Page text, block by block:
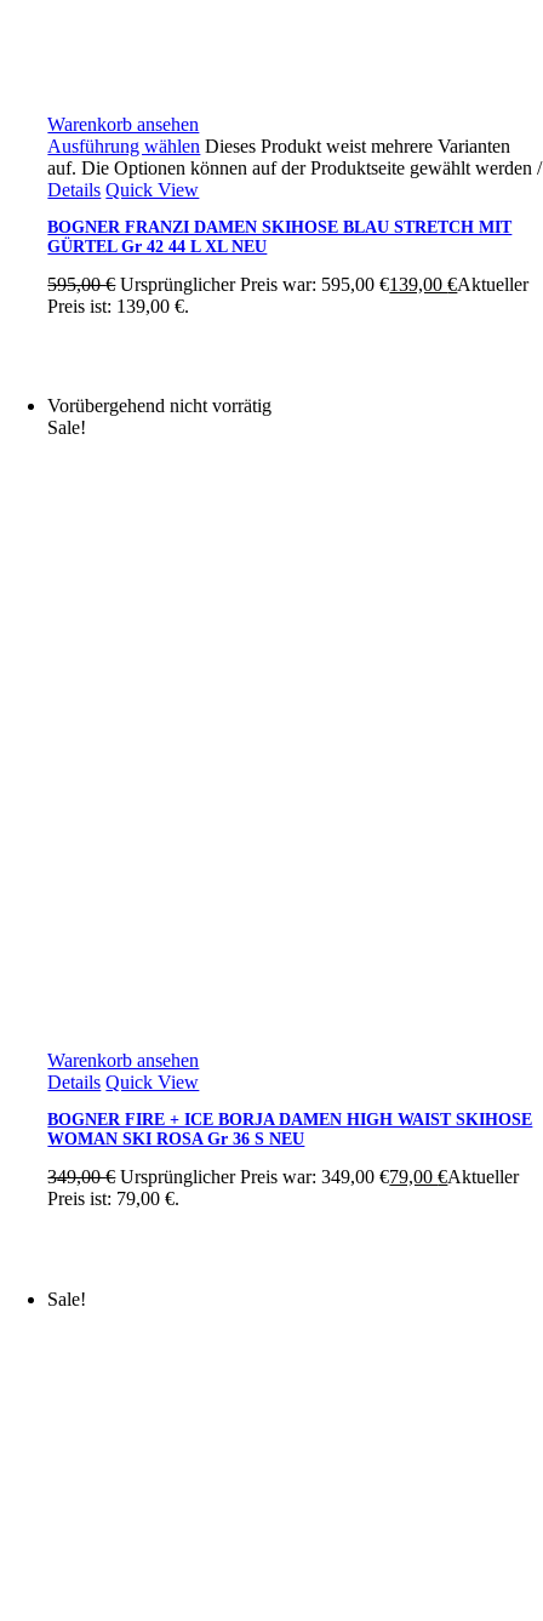
Warenkorb ansehen
Ausführung wählen Dieses Produkt weist mehrere Varianten
auf. Die Optionen können auf der Produktseite gewählt werden/
Details Quick View
BOGNER FRANZI DAMEN SKIHOSE BLAU STRETCH MIT
GÜRTEL Gr 42 44 L XL NEU
595,00€ Ursprünglicher Preis war: 595,00 €139,00€Aktueller
Preis ist: 139,00 €.
Vorübergehend nicht vorrätig
Sale!
Warenkorb ansehen
Details Quick View
BOGNER FIRE + ICE BORJA DAMEN HIGH WAIST SKIHOSE
WOMAN SKI ROSA Gr 36 S NEU
349,00€ Ursprünglicher Preis war: 349,00 €79,00€Aktueller
Preis ist: 79,00 €.
Sale!